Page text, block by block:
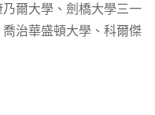
爾大學、劍橋大學三一
治華盛頓大學、科爾傑